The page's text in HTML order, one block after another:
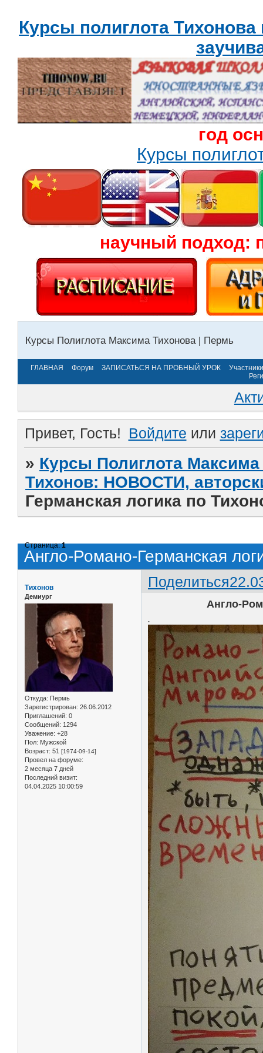
Курсы полиглота
год
Курсы
научный подход:
Курсы Полиглота Максима Тихонова | Пермь
ГЛАВНАЯ Форум ЗАПИСАТЬСЯ НА ПРОБНЫЙ УРОК
Участники
Привет, Гость! Войдите или
» Курсы Полиглота
Тихонов: НОВОСТИ,
Германская логика по
Англо-Романо-Германская
Страница:1
Поделиться
Тихонов
Демиург
Откуда: Пермь
Зарегистрирован: 26.06.2012
Приглашений: 0
Сообщений: 1294
Уважение: +28
Пол: Мужской
Возраст: 51 [1974-09-14]
Провел на форуме:
2 месяца 7 дней
Последний визит:
04.04.2025 10:00:59
Англо-
.